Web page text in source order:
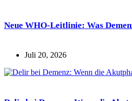
Neue WHO-Leitlinie: Was
Juli 20, 2026